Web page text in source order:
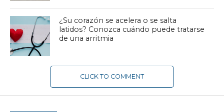
¿Su corazón se acelera o se salta
latidos? Conozca cuándo puede tratarse
de una arritmia
CLICK TO COMMENT